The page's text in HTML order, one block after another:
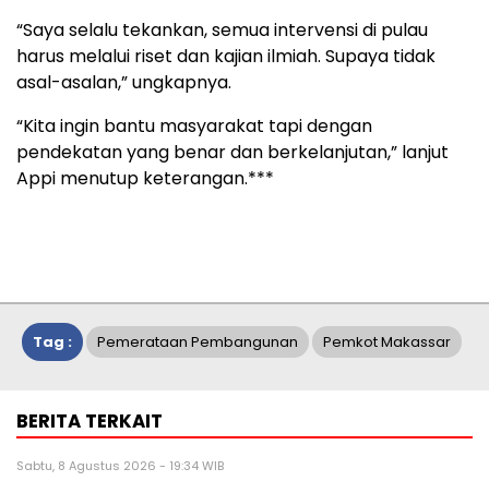
“Saya selalu tekankan, semua intervensi di pulau
harus melalui riset dan kajian ilmiah. Supaya tidak
asal-asalan,” ungkapnya.
“Kita ingin bantu masyarakat tapi dengan
pendekatan yang benar dan berkelanjutan,” lanjut
Appi menutup keterangan.***
Tag : Pemerataan Pembangunan Pemkot Makassar
BERITA TERKAIT
Sabtu, 8 Agustus 2026 - 19:34 WIB